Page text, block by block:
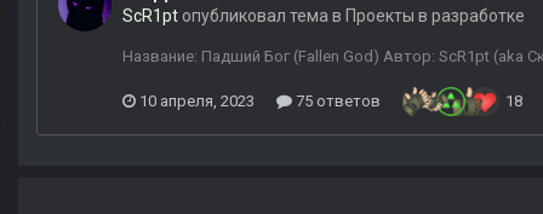
ScR1pt опубликовал тема в Проекты в разработке
Название: Падший Бог (Fallen God) Автор: ScR1pt (aka
10 апреля, 2023 75 ответов 18